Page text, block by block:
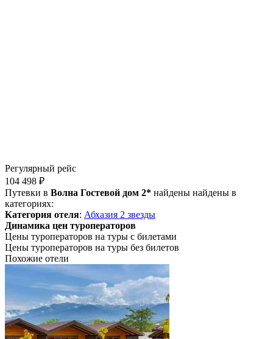
Регулярный рейс
104 498 ₽
Путевки в Волна Гостевой дом 2* найдены найдены в
категориях:
Категория отеля: Абхазия 2 звезды
Динамика цен туроператоров
Цены туроператоров на туры с билетами
Цены туроператоров на туры без билетов
Похожие отели